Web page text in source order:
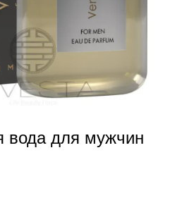
для мужчин